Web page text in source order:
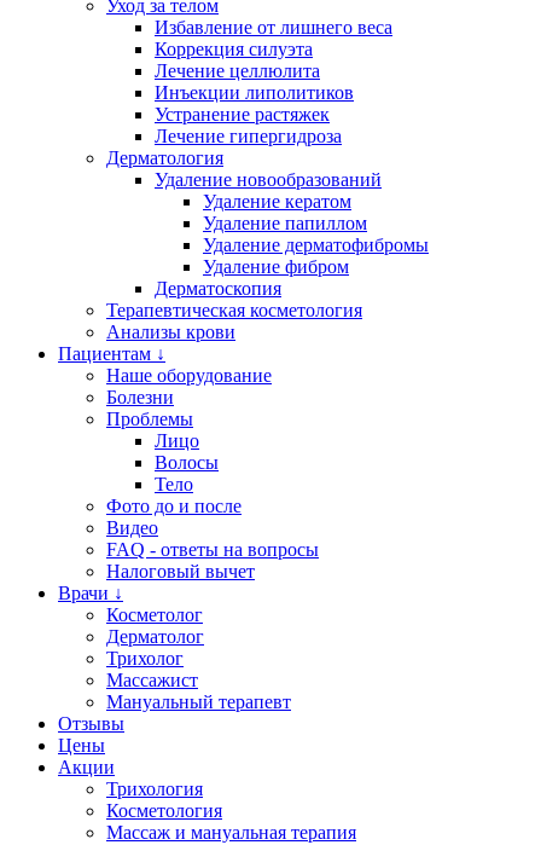
Уход за телом
Избавление от лишнего веса
Коррекция силуэта
Лечение целлюлита
Инъекции липолитиков
Устранение растяжек
Лечение гипергидроза
Дерматология
Удаление новообразований
Удаление кератом
Удаление папиллом
Удаление дерматофибромы
Удаление фибром
Дерматоскопия
Терапевтическая косметология
Анализы крови
Пациентам ↓
Наше оборудование
Болезни
Проблемы
Лицо
Волосы
Тело
Фото до и после
Видео
FAQ - ответы на вопросы
Налоговый вычет
Врачи ↓
Косметолог
Дерматолог
Трихолог
Массажист
Мануальный терапевт
Отзывы
Цены
Акции
Трихология
Косметология
Массаж и мануальная терапия